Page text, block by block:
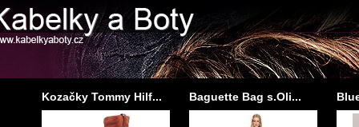
Kozačky Tommy Hilf... Baguette Bag s.Oli...